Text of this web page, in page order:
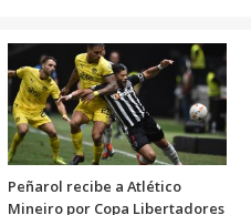
Peñarol recibe a Atlético
Mineiro por Copa Libertadores